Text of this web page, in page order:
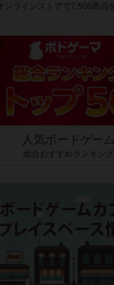
オンラインストアで7,500商品
人気ボードゲーム
総合おすすめランキング